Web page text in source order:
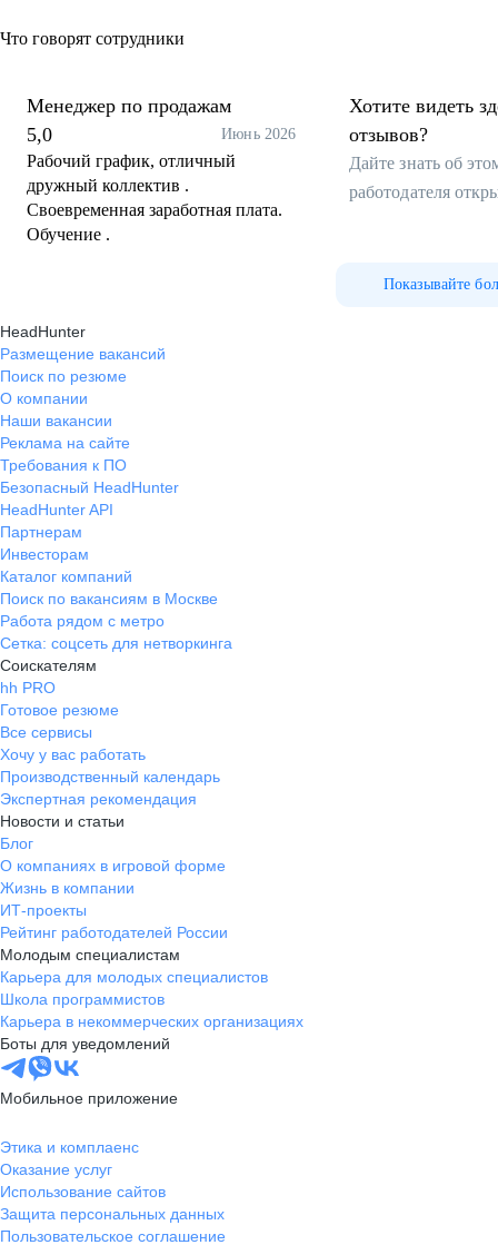
Что говорят сотрудники
Менеджер по продажам
5,0
Июнь 2026
Рабочий график, отличный
дружный коллектив .
Своевременная заработная плата.
Обучение .
Хотите видеть
отзывов?
Дайте знать об
работодателя
Показывайте
HeadHunter
Размещение вакансий
Поиск по резюме
О компании
Наши вакансии
Реклама на сайте
Требования к ПО
Безопасный HeadHunter
HeadHunter API
Партнерам
Инвесторам
Каталог компаний
Поиск по вакансиям в Москве
Работа рядом с метро
Сетка: соцсеть для нетворкинга
Соискателям
hh PRO
Готовое резюме
Все сервисы
Хочу у вас работать
Производственный календарь
Экспертная рекомендация
Новости и статьи
Блог
О компаниях в игровой форме
Жизнь в компании
ИТ-проекты
Рейтинг работодателей России
Молодым специалистам
Карьера для молодых специалистов
Школа программистов
Карьера в некоммерческих организациях
Боты для уведомлений
Мобильное приложение
Этика и комплаенс
Оказание услуг
Использование сайтов
Защита персональных данных
Пользовательское соглашение